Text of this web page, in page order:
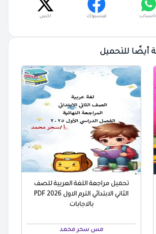
فيسبوك اكس
أيضًا للتحميل
تحميل مراجعة اللغة العربية للصف
الثاني الابتدائي الترم الاول 2026 PDF
بالاجابات
مس سحر محمد